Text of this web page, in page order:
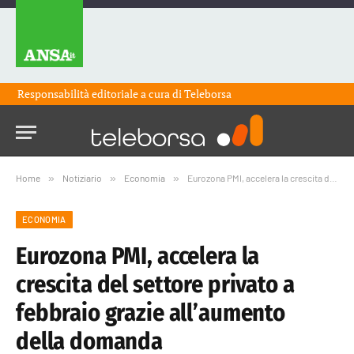
Responsabilità editoriale a cura diTeleborsa
Home » Notiziario » Economia » Eurozona PMI, accelera la crescita del settore privato a febbraio grazie all’aumento della domanda
ECONOMIA
Eurozona PMI, accelera la
crescita del settore privato a
febbraio grazie all’aumento
della domanda